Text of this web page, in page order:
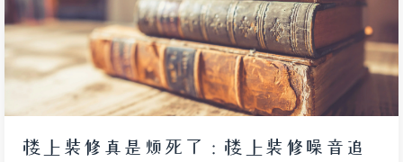
楼上装修真是烦死了：楼上装修噪音追